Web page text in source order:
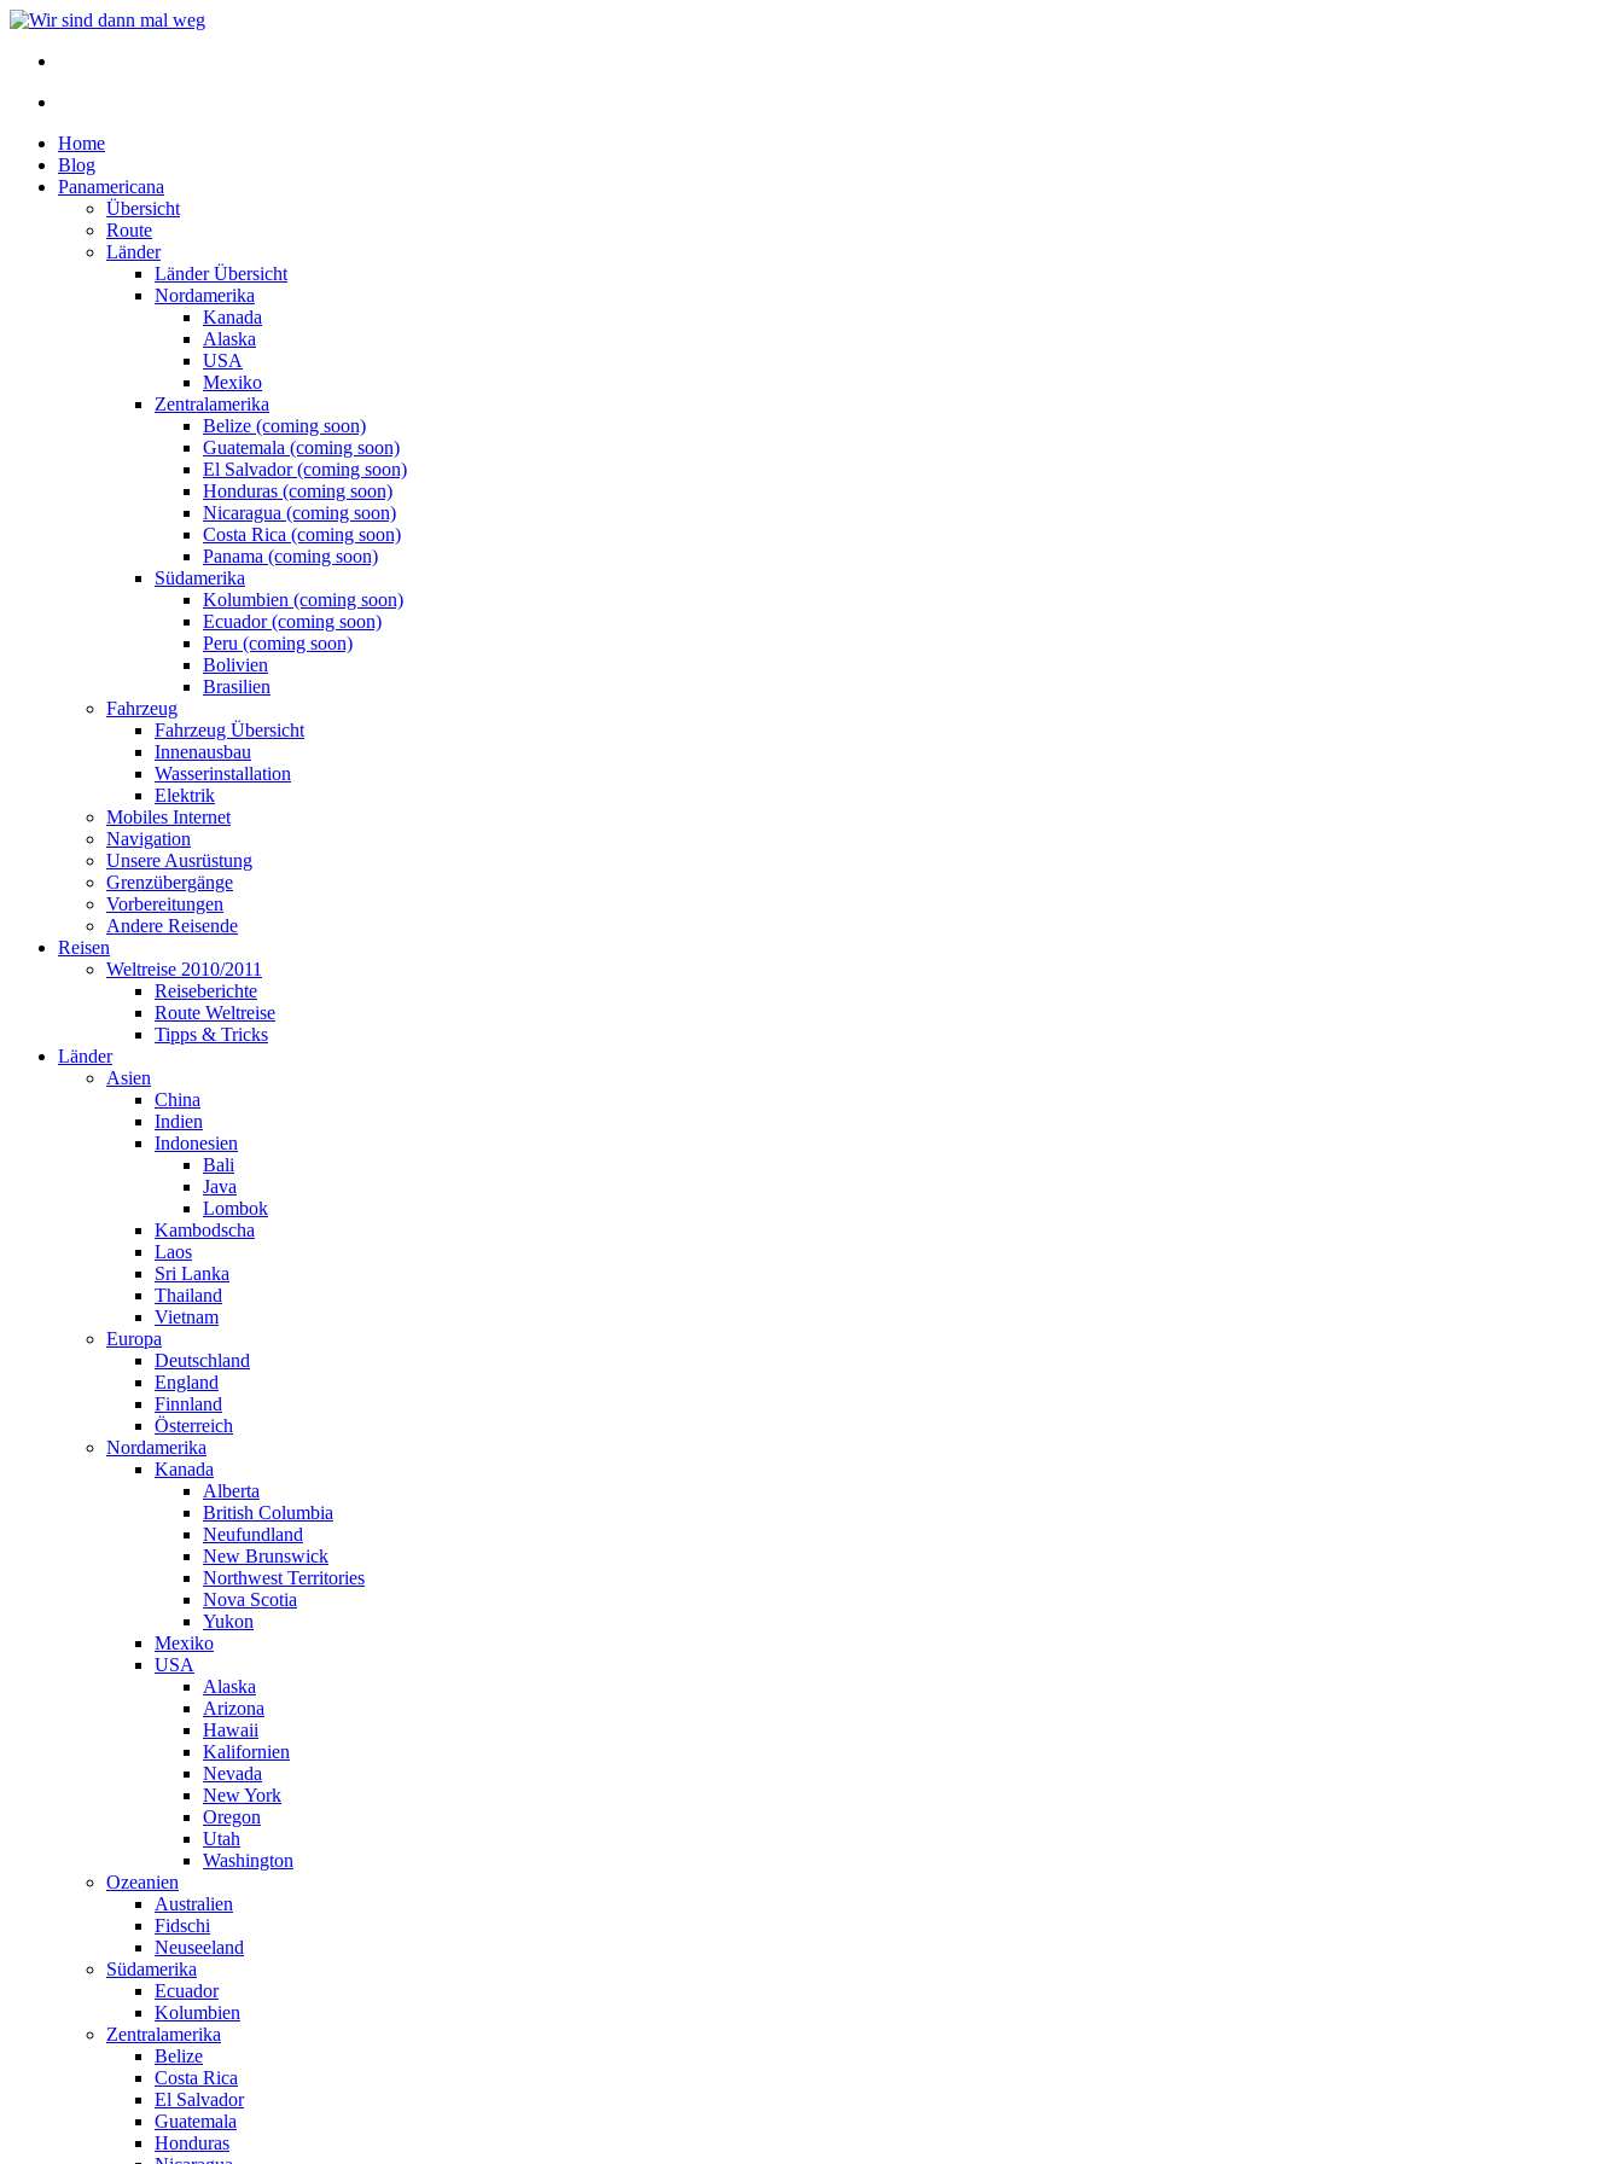
Home
Blog
Panamericana
Übersicht
Route
Länder
Länder Übersicht
Nordamerika
Kanada
Alaska
USA
Mexiko
Zentralamerika
Belize (coming soon)
Guatemala (coming soon)
El Salvador (coming soon)
Honduras (coming soon)
Nicaragua (coming soon)
Costa Rica (coming soon)
Panama (coming soon)
Südamerika
Kolumbien (coming soon)
Ecuador (coming soon)
Peru (coming soon)
Bolivien
Brasilien
Fahrzeug
Fahrzeug Übersicht
Innenausbau
Wasserinstallation
Elektrik
Mobiles Internet
Navigation
Unsere Ausrüstung
Grenzübergänge
Vorbereitungen
Andere Reisende
Reisen
Weltreise 2010/2011
Reiseberichte
Route Weltreise
Tipps & Tricks
Länder
Asien
China
Indien
Indonesien
Bali
Java
Lombok
Kambodscha
Laos
Sri Lanka
Thailand
Vietnam
Europa
Deutschland
England
Finnland
Österreich
Nordamerika
Kanada
Alberta
British Columbia
Neufundland
New Brunswick
Northwest Territories
Nova Scotia
Yukon
Mexiko
USA
Alaska
Arizona
Hawaii
Kalifornien
Nevada
New York
Oregon
Utah
Washington
Ozeanien
Australien
Fidschi
Neuseeland
Südamerika
Ecuador
Kolumbien
Zentralamerika
Belize
Costa Rica
El Salvador
Guatemala
Honduras